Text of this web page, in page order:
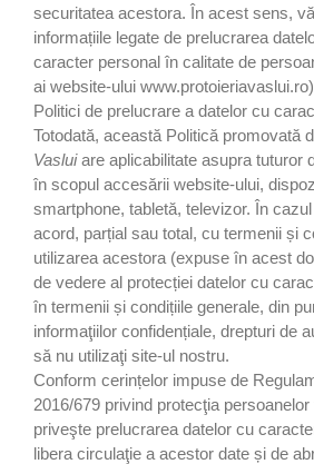
securitatea acestora. În acest sens,
informațiile legate de prelucrarea
caracter personal în calitate de
ai website-ului
Politici de prelucrare a datelor cu
Totodată, această Politică promovată
Vasluiare aplicabilitate asupra tuturor
în scopul accesării website-ului,
smartphone, tabletă, televizor. În
acord, parțial sau total, cu termenii și
utilizarea acestora (expuse în acest
de vedere al protecției datelor cu
în termenii și condițiile generale, din
informaţiilor confidențiale, drepturi de
să nu utilizaţi site-ul nostru.
Conform cerințelor impuse de
2016/679 privind protecţia
priveşte prelucrarea datelor cu
libera circulaţie a acestor date și de